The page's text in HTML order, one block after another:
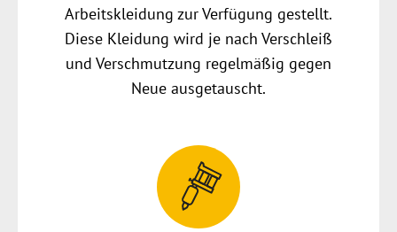
Arbeitskleidung zur Verfügung gestellt.
Diese Kleidung wird je nach Verschleiß
und Verschmutzung regelmäßig gegen
Neue ausgetauscht.